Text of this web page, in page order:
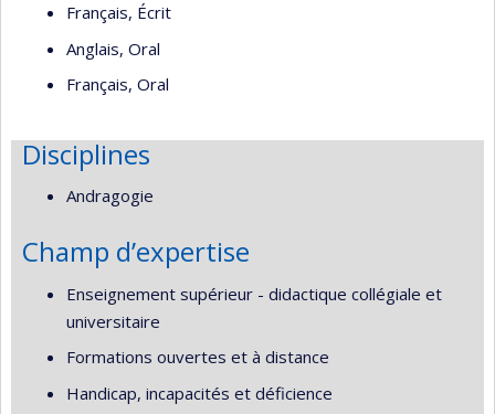
Français, Écrit
Anglais, Oral
Français, Oral
Disciplines
Andragogie
Champ d’expertise
Enseignement supérieur - didactique collégiale et
universitaire
Formations ouvertes et à distance
Handicap, incapacités et déficience